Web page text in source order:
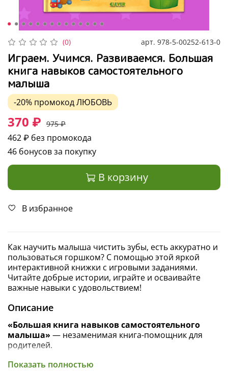
(0) арт. 978-5-00252-613-0
Играем. Учимся. Развиваемся. Большая
книга навыков самостоятельного
малыша
-20% промокодЛЮБОВЬ
370 ₽ 975 ₽
462 ₽ без промокода
46 бонусов за покупку
В корзину
В избранное
Как научить малыша чистить зубы, есть аккуратно и
пользоваться горшком? С помощью этой яркой
интерактивной книжки с игровыми заданиями.
Читайте добрые истории, играйте и осваивайте
важные навыки с удовольствием!
Описание
«Большая книга навыков самостоятельного
малыша» — незаменимая книга-помощник для
родителей.
В этой книжке котя Катя, медвежонок Моня и
Показать полностью